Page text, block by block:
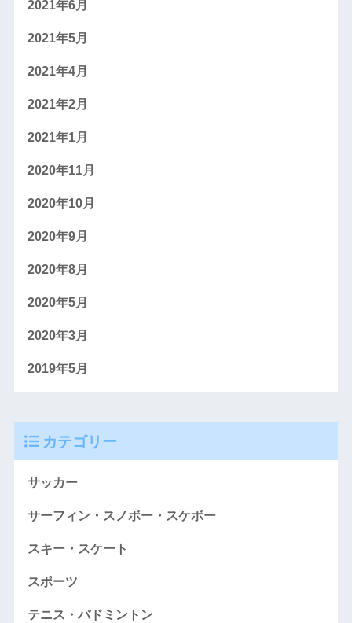
2021年6月
2021年5月
2021年4月
2021年2月
2021年1月
2020年11月
2020年10月
2020年9月
2020年8月
2020年5月
2020年3月
2019年5月
カテゴリー
サッカー
サーフィン・スノボー・スケボー
スキー・スケート
スポーツ
テニス・バドミントン